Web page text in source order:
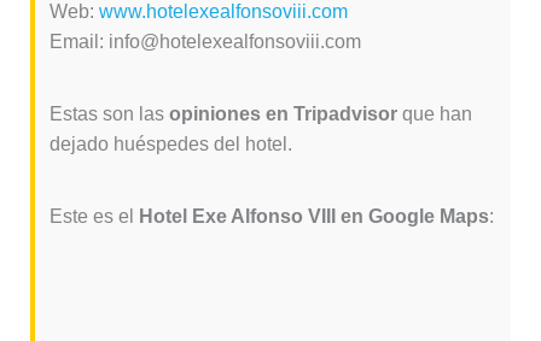
Web: www.hotelexealfonsoviii.com
Email: info@hotelexealfonsoviii.com
Estas son las opiniones en Tripadvisorque han
dejado huéspedes del hotel.
Este es el Hotel Exe Alfonso VIII en Google Maps: